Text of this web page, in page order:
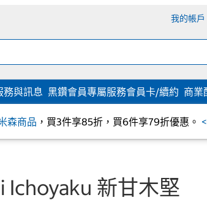
我的帳戶
務與訊息 黑鑽會員專屬服務會員卡/續約 商業
森商品 ，買3件享85折，買6件享79折優惠。
Ichoyaku 新甘木堅